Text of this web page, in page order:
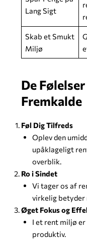
Lang Sigt
Skab et Smukt
Miljø
De
Fremkalde
Føl Dig Tilfreds
Oplev den
upåklageligt
overblik.
Ro i Sindet
Vi tager os af
virkelig betyder
Øget Fokus og
I et rent miljø
produktiv.